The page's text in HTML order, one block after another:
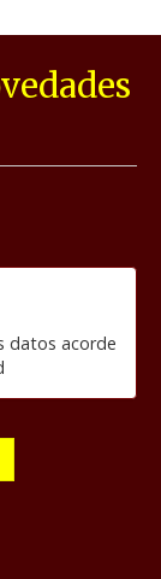
datos acorde